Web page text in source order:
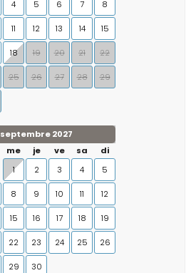
4 5 6 7 8
11 12 13 14 15
18 19 20 21 22
25 26 27 28 29
septembre 2027
me je ve sa
di
1
2 3 4 5
8 9 10 11 12
15 16 17 18 19
22 23 24 25 26
29 30